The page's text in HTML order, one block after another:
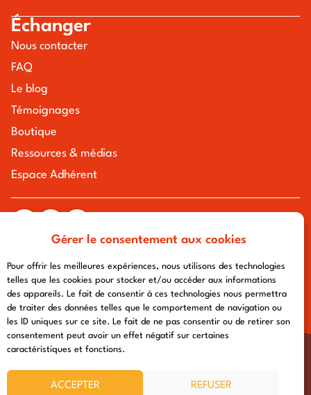
Gérer le consentement aux cookies
Pour offrir les meilleures expériences, nous utilisons des technologies
telles que les cookies pour stocker et/ou accéder aux informations
des appareils. Le fait de consentir à ces technologies nous permettra
de traiter des données telles que le comportement de navigation ou
les ID uniques sur ce site. Le fait de ne pas consentir ou de retirer son
consentement peut avoir un effet négatif sur certaines
caractéristiques et fonctions.
ACCEPTER REFUSER
Échanger
Nous contacter
FAQ
Le blog
Témoignages
Boutique
Ressources & médias
Espace Adhérent
tous droits réservés à l'association chemin urbain v
afa-multimedia.com